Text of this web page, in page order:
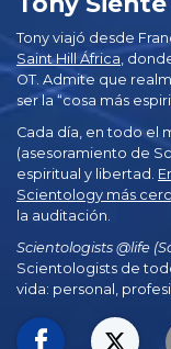
Tony viajó desde
Saint Hill África,
OT. Admite que
ser la “cosa más
Cada día, en todo el
(asesoramiento de
espiritual y libertad.
Scientology más
la auditación.
Scientologists @life
Scientologists de
vida: personal,